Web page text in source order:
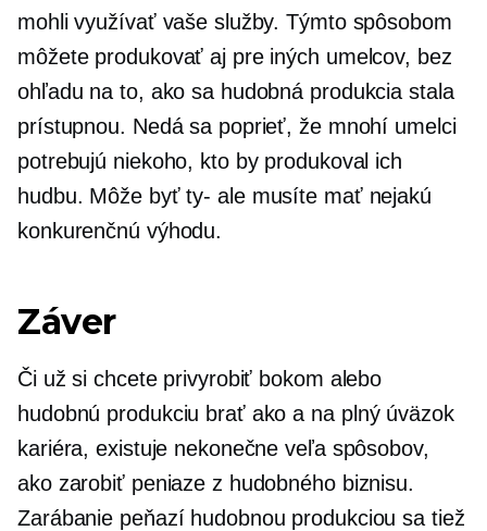
mohli využívať vaše služby. Týmto spôsobom
môžete produkovať aj pre iných umelcov, bez
ohľadu na to, ako sa hudobná produkcia stala
prístupnou. Nedá sa poprieť, že mnohí umelci
potrebujú niekoho, kto by produkoval ich
hudbu. Môže byťty- ale musíte mať nejakú
konkurenčnú výhodu.
Záver
Či už si chcete privyrobiť bokom alebo
hudobnú produkciu brať ako a na plný úväzok
kariéra, existuje nekonečne veľa spôsobov,
ako zarobiť peniaze z hudobného biznisu.
Zarábanie peňazí hudobnou produkciou sa tiež